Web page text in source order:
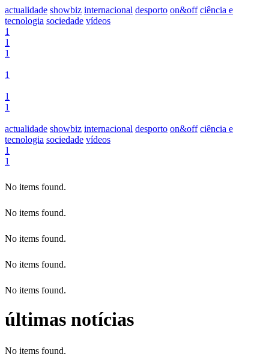
actualidade showbiz internacional desporto on&off ciência e
tecnologia sociedade vídeos
1
1
1
1
1
1
actualidade showbiz internacional desporto on&off ciência e
tecnologia sociedade vídeos
1
1
No items found.
No items found.
No items found.
No items found.
No items found.
últimas notícias
No items found.